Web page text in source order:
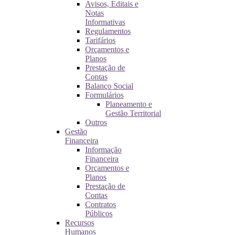
Avisos, Editais e
Notas
Informativas
Regulamentos
Tarifários
Orçamentos e
Planos
Prestação de
Contas
Balanço Social
Formulários
Planeamento e
Gestão Territorial
Outros
Gestão
Financeira
Informação
Financeira
Orçamentos e
Planos
Prestação de
Contas
Contratos
Públicos
Recursos
Humanos